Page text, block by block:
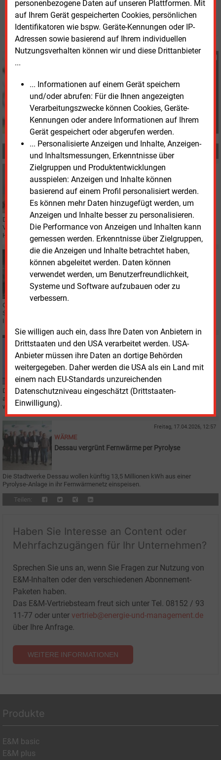
personenbezogene Daten auf unseren Plattformen. Mit
auf Ihrem Gerät gespeicherten Cookies, persönlichen
Identifikatoren wie bspw. Geräte-Kennungen oder IP-
Adressen sowie basierend auf Ihrem individuellen
Nutzungsverhalten können wir und diese Drittanbieter
...
... Informationen auf einem Gerät speichern
und/oder abrufen: Für die Ihnen angezeigten
Verarbeitungszwecke können Cookies, Geräte-
Kennungen oder andere Informationen auf Ihrem
Gerät gespeichert oder abgerufen werden.
... Personalisierte Anzeigen und Inhalte, Anzeigen-
und Inhaltsmessungen, Erkenntnisse über
Zielgruppen und Produktentwicklungen
ausspielen: Anzeigen und Inhalte können
basierend auf einem Profil personalisiert werden.
Es können mehr Daten hinzugefügt werden, um
Anzeigen und Inhalte besser zu personalisieren.
Die Performance von Anzeigen und Inhalten kann
gemessen werden. Erkenntnisse über Zielgruppen,
die die Anzeigen und Inhalte betrachtet haben,
können abgeleitet werden. Daten können
verwendet werden, um Benutzerfreundlichkeit,
Systeme und Software aufzubauen oder zu
verbessern.
Sie willigen auch ein, dass Ihre Daten von Anbietern in
Drittstaaten und den USA verarbeitet werden. USA-
Anbieter müssen ihre Daten an dortige Behörden
weitergegeben. Daher werden die USA als ein Land mit
einem nach EU-Standards unzureichenden
Datenschutzniveau eingeschätzt (Drittstaaten-
Einwilligung).
© 2026 Energie & Management GmbH
h.roider@energie-und-
management.de
MEHR ZUM THEMA
Donnerstag, 30.07.2026, 16:03
E&M ÜBERNAHME
Anlagenbauer übernimmt Wärmespezialisten HTT
Energy
Der Bielefelder Anlagenbauer „heat 11“ hat die wesentlichen
Vermögenswerte der insolventen Wärmespezialisten „HTT energy“ aus
Herford übernommen.
Mittwoch, 6.05.2026, 10:53
ABWÄRME
Orcan Energy bringt Abwärmesystem auf Frachter
Orcan Energy hat auf einem Schiff von Hagland Shipping ein 100-kW-ORC-
System zur Abwärmenutzung in Betrieb genommen. Drei weitere
Installationen sollen folgen.
Dienstag, 28.04.2026, 15:04
IT
Stromversorgung als Flaschenhals für neue KI-
Rechenzentren
Die Nachfrage nach Rechenleistung für KI-Anwendungen wächst schneller,
als neue Netze und Kraftwerke gebaut werden können. Das ruft Investoren
wie Blackrock auf den Plan.
Freitag, 17.04.2026, 12:57
WÄRME
Dessau vergrünt Fernwärme per Pyrolyse
Die Stadtwerke Dessau wollen künftig 13,5 Millionen kWh aus einer
Pyrolyse-Anlage in ihr Fernwärmenetz einspeisen.
Teilen:
Haben Sie Interesse an Content oder
Mehrfachzugängen für Ihr Unternehmen?
Sprechen Sie uns an, wenn Sie Fragen zur Nutzung von
E&M-Inhalten oder den verschiedenen Abonnement-
Paketen haben.
Das E&M-Vertriebsteam freut sich unter Tel. 08152 / 93
11-77 oder unter vertrieb@energie-und-management.de
über Ihre Anfrage.
WEITERE INFORMATIONEN
Produkte
E&M basic
E&M plus